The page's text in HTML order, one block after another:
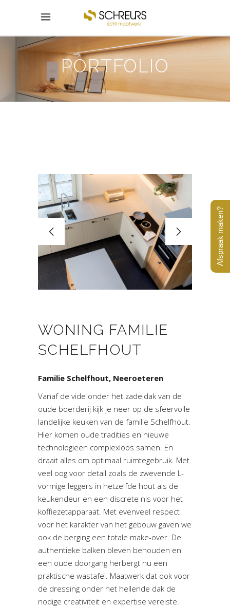
PORTFOLIO
WONING FAMILIE
SCHELFHOUT
Familie Schelfhout, Neeroeteren
Vanaf de vide onder het zadeldak van de
oude boerderij kijk je neer op de sfeervolle
landelijke keuken van de familie Schelfhout.
Hier komen oude tradities en nieuwe
technologieën complexloos samen. En
draait alles om optimaal ruimtegebruik. Met
veel oog voor detail zoals de zwevende L-
vormige leggers in hetzelfde hout als de
keukendeur en een discrete nis voor het
koffiezetapparaat. Met evenveel respect
voor het karakter van het gebouw gaven we
ook de berging een totale make-over. De
authentieke balken bleven behouden en
een oude doorgang herbergt nu een
praktische wastafel. Maatwerk dat ook voor
de dressing onder het hellende dak de
nodige creativiteit en expertise vereiste.
Afspraak maken?